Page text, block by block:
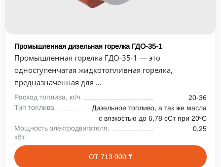
Промышленная дизельная горелка ГДО-35-1
Промышленная горелка ГДО-35-1 — это
одноступенчатая жидкотопливная горелка,
предназначенная для ...
Расход топлива, кг/ч
20-36
Тип топлива
Дизельное топливо, а так же масла
с вязкостью до 6,78 сСт при 20⁰С
Мощность электродвигателя,
кВт
0,25
ОТ 713 000 ₸